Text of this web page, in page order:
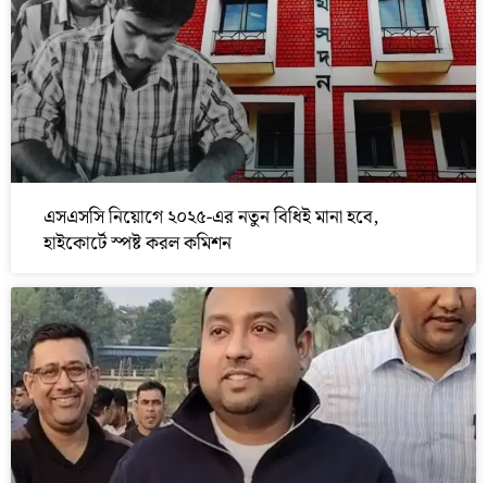
এসএসসি নিয়োগে ২০২৫-এর নতুন বিধিই মানা হবে,
হাইকোর্টে স্পষ্ট করল কমিশন